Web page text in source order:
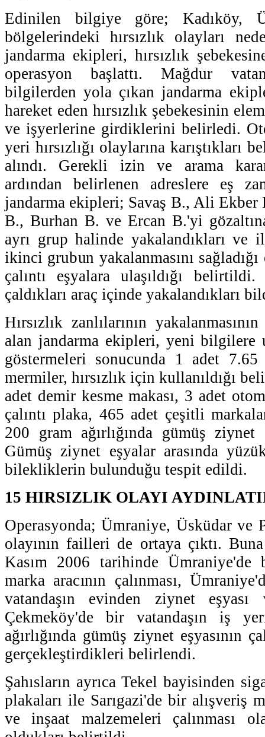
Edinilen bilgiye göre; Kadıköy,
bölgelerindeki hırsızlık olayları
jandarma ekipleri, hırsızlık
operasyon başlattı. Mağdur
bilgilerden yola çıkan jandarma
hareket eden hırsızlık şebekesinin
ve işyerlerine girdiklerini belirledi.
yeri hırsızlığı olaylarına karıştıkları
alındı. Gerekli izin ve arama
ardından belirlenen adreslere eş
jandarma ekipleri; Savaş B., Ali Ekber
B., Burhan B. ve Ercan B.'yi
ayrı grup halinde yakalandıkları ve
ikinci grubun yakalanmasını
çalıntı eşyalara ulaşıldığı
çaldıkları araç içinde yakalandıkları
Hırsızlık zanlılarının
alan jandarma ekipleri, yeni bilgilere
göstermeleri sonucunda 1 adet 7.65
mermiler, hırsızlık için kullanıldığı
adet demir kesme makası, 3 adet
çalıntı plaka, 465 adet çeşitli
200 gram ağırlığında gümüş
Gümüş ziynet eşyalar arasında
bilekliklerin bulunduğu tespit edildi.
15 HIRSIZLIK OLAYI
Operasyonda; Ümraniye, Üsküdar ve
olayının failleri de ortaya çıktı.
Kasım 2006 tarihinde Ümraniye'de
marka aracının çalınması,
vatandaşın evinden ziynet eşyası
Çekmeköy'de bir vatandaşın iş
ağırlığında gümüş ziynet eşyasının
gerçekleştirdikleri belirlendi.
Şahısların ayrıca Tekel bayisinden
plakaları ile Sarıgazi'de bir alışveriş
ve inşaat malzemeleri çalınması